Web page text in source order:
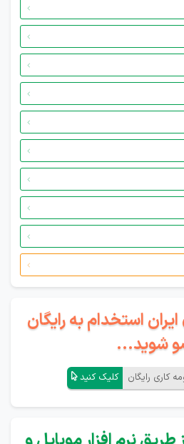
استخدام به رایگان
شوید...
کاری رایگان کلیک کنید